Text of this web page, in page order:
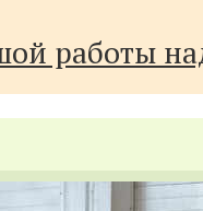
работы